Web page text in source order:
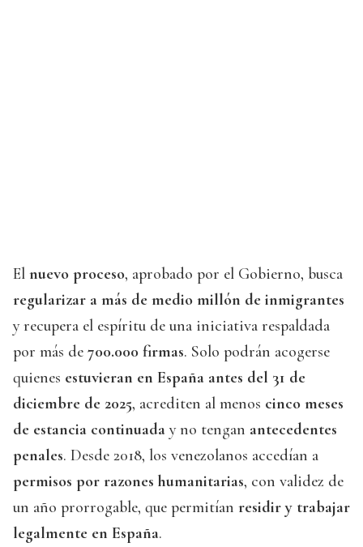
El nuevo proceso, aprobado por el Gobierno, busca
regularizar a más de medio millón de inmigrantes
y recupera el espíritu de una iniciativa respaldada
por más de 700.000 firmas. Solo podrán acogerse
quienes estuvieran en España antes del 31 de
diciembre de 2025, acrediten al menos cinco meses
de estancia continuada y no tengan antecedentes
penales. Desde 2018, los venezolanos accedían a
permisos por razones humanitarias, con validez de
un año prorrogable, que permitían residir y trabajar
legalmente en España.